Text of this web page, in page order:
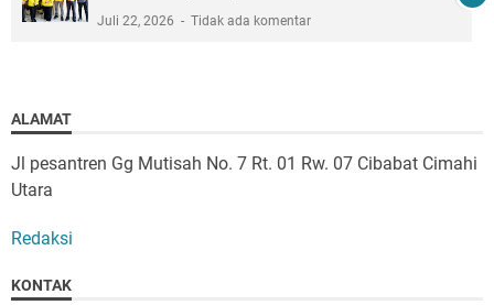
Juli 22, 2026 Tidak ada komentar
ALAMAT
Jl pesantren Gg Mutisah No. 7 Rt. 01 Rw. 07 Cibabat Cimahi
Utara
Redaksi
KONTAK